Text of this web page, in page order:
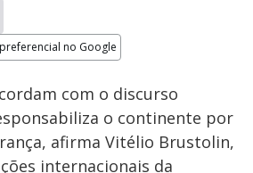
no Google
com o discurso
o continente por
afirma Vitélio Brustolin,
internacionais da